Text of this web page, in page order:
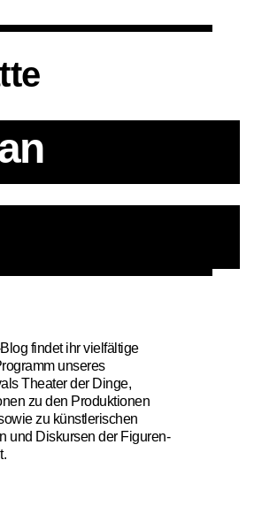
findet ihr vielfältige
unseres
Theater der Dinge,
zu den Produktionen
zu künstlerischen
und Diskursen der Figuren-